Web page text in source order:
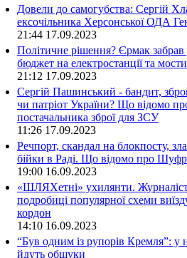
Довели до самогубства: Сергій
ексочільника Херсонської ОДА
21:44 17.09.2023
Політичне рішення? Єрмак забрав
бюджет на електростанції та мости
21:12 17.09.2023
Сергій Пашинський - бандит,
чи патріот України? Що відомо
постачальника зброї для ЗСУ
11:26 17.09.2023
Речпорт, скандал на блокпосту,
бійки в Раді. Що відомо про
19:00 16.09.2023
«ШЛЯХетні» ухилянти.
подробиці популярної схеми
кордон
14:10 16.09.2023
“Був одним із рупорів Кремля”:
йдуть обшуки